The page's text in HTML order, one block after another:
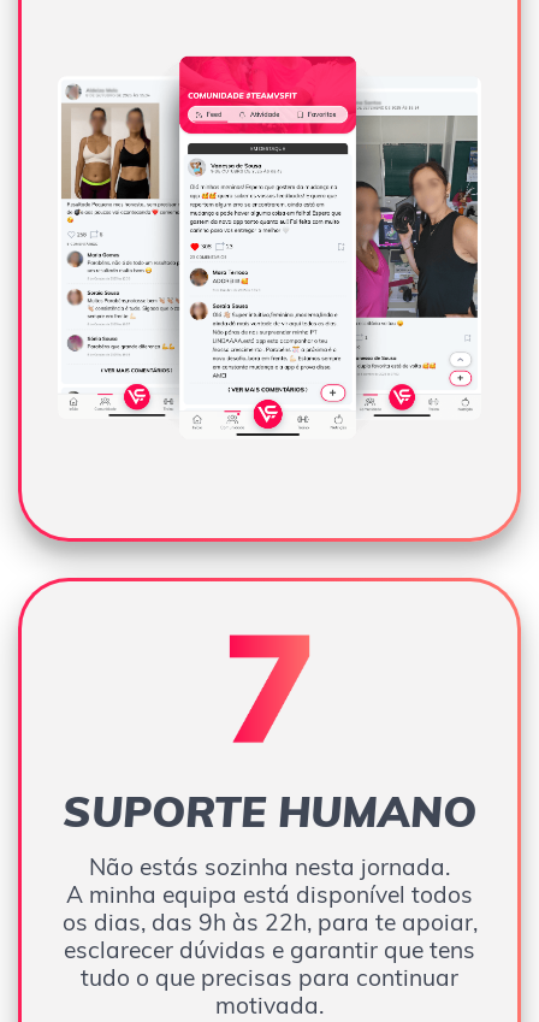
SUPORTE HUMANO
Não estás sozinha nesta jornada.
A minha equipa está disponível todos
os dias, das 9h às 22h, para te apoiar,
esclarecer dúvidas e garantir que tens
tudo o que precisas para continuar
motivada.